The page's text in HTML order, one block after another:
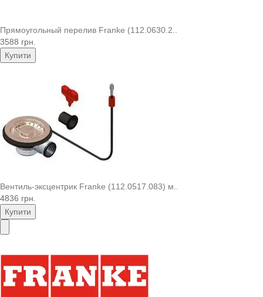
Прямоугольный перелив Franke (112.0630.2..
3588 грн.
Купити
Вентиль-эксцентрик Franke (112.0517.083) м..
4836 грн.
Купити